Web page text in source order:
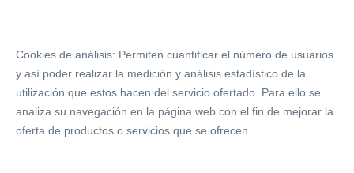
Cookies de análisis: Permiten cuantificar el número de usuarios
y así poder realizar la medición y análisis estadístico de la
utilización que estos hacen del servicio ofertado. Para ello se
analiza su navegación en la página web con el fin de mejorar la
oferta de productos o servicios que se ofrecen.